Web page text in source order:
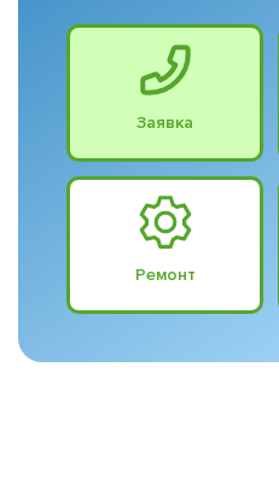
Заявка
Ремонт